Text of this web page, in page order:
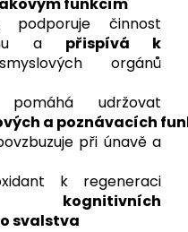
podporuje činnost
a přispívá k
orgánů
udržovat
a poznávacích
při únavě a
k regeneraci
kognitivních
svalstva